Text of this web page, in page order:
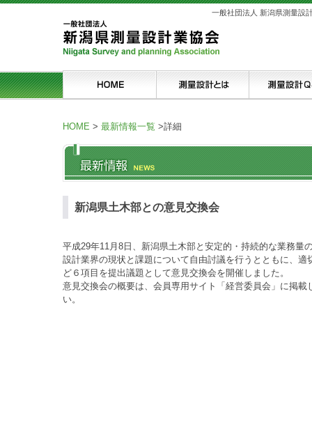
一般社団法人 新潟県測量設
HOME > 最新情報一覧 >詳細
新潟県土木部との意見交換会
平成29年11月8日、新潟県土木部と安定的・持続的な業務量
設計業界の現状と課題について自由討議を行うとともに、
ど６項目を提出議題として意見交換会を開催しました。
意見交換会の概要は、会員専用サイト「経営委員会」に掲
い。